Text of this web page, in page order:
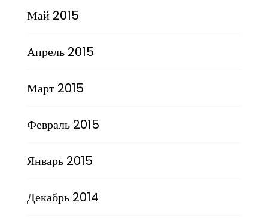
Май 2015
Апрель 2015
Март 2015
Февраль 2015
Январь 2015
Декабрь 2014